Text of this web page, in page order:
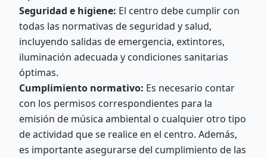
Seguridad e higiene: El centro debe cumplir con
todas las normativas de seguridad y salud,
incluyendo salidas de emergencia, extintores,
iluminación adecuada y condiciones sanitarias
óptimas.
Cumplimiento normativo: Es necesario contar
con los permisos correspondientes para la
emisión de música ambiental o cualquier otro tipo
de actividad que se realice en el centro. Además,
es importante asegurarse del cumplimiento de las